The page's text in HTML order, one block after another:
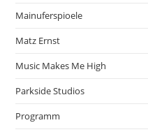
Mainuferspioele
Matz Ernst
Music Makes Me High
Parkside Studios
Programm